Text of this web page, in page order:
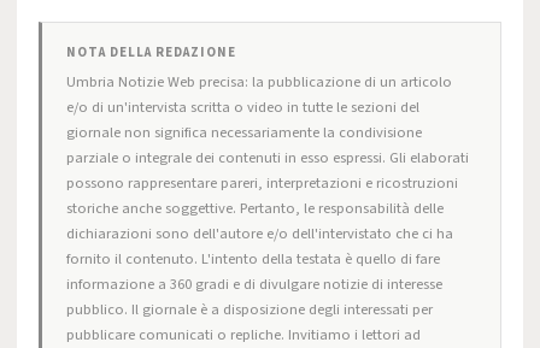
NOTA DELLA REDAZIONE
Umbria Notizie Web precisa: la pubblicazione di un articolo
e/o di un'intervista scritta o video in tutte le sezioni del
giornale non significa necessariamente la condivisione
parziale o integrale dei contenuti in esso espressi. Gli elaborati
possono rappresentare pareri, interpretazioni e ricostruzioni
storiche anche soggettive. Pertanto, le responsabilità delle
dichiarazioni sono dell'autore e/o dell'intervistato che ci ha
fornito il contenuto. L'intento della testata è quello di fare
informazione a 360 gradi e di divulgare notizie di interesse
pubblico. Il giornale è a disposizione degli interessati per
pubblicare comunicati o repliche. Invitiamo i lettori ad